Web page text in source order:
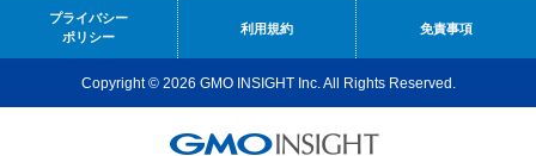
プライバシー
ポリシー
利用規約 免責事項
Copyright © 2026 GMO INSIGHT Inc. All Rights Reserved.